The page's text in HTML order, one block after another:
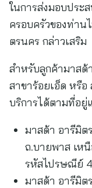
ในการส่งมอบประ
ครอบครัวของท่าน
ตรนคร กล่าวเสริม
สำหรับลูกค้ามาสด้
สาขาร้อยเอ็ด หรื
บริการได้ตามที่อยู่
มาสด้า อารีมิต
ถ.บายพาส เหนื
รหัสไปรษณีย์
มาสด้า อารีมิ